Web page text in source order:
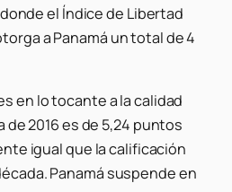
el Índice de Libertad
a Panamá un total de 4
en lo tocante a la calidad
2016 es de 5,24 puntos
igual que la calificación
Panamá suspende en